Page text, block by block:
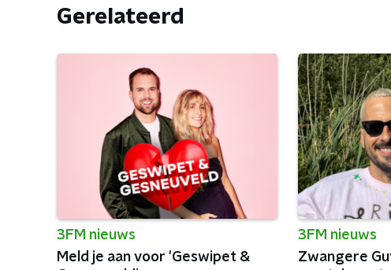
Gerelateerd
3FM nieuws
Meld je aan voor 'Geswipet &
3FM nieuws
Zwangere